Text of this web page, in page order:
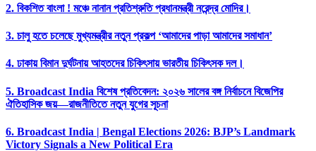
2. বিকশিত বাংলা ! মঞ্চে নানান প্রতিশ্রুতি প্রধানমন্ত্রী নরেন্দ্র মোদির।
3. চালু হতে চলেছে মুখ্যমন্ত্রীর নতুন প্রকল্প ‘আমাদের পাড়া আমাদের সমাধান’
4. ঢাকায় বিমান দুর্ঘটনায় আহতদের চিকিৎসায় ভারতীয় চিকিৎসক দল।
5. Broadcast India বিশেষ প্রতিবেদন: ২০২৬ সালের বঙ্গ নির্বাচনে বিজেপির
ঐতিহাসিক জয়—রাজনীতিতে নতুন যুগের সূচনা
6. Broadcast India | Bengal Elections 2026: BJP’s Landmark
Victory Signals a New Political Era